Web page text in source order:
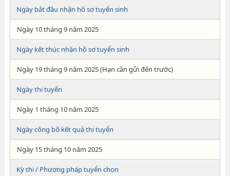
Ngày bắt đầu nhận hồ sơ tuyển sinh
Ngày 10 tháng 9 năm 2025
Ngày kết thúc nhận hồ sơ tuyển sinh
Ngày 19 tháng 9 năm 2025 (Hạn cần gửi đến trước)
Ngày thi tuyển
Ngày 1 tháng 10 năm 2025
Ngày công bố kết quả thi tuyển
Ngày 15 tháng 10 năm 2025
Kỳ thi / Phương pháp tuyển chọn